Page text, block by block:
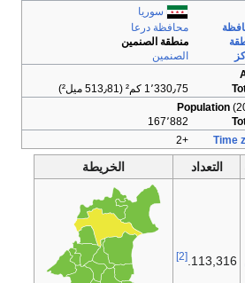
سوريا
محافظة درعا
منطقة الصنمين
الصنمين
1٬330٫75 كم² (513٫81 ميل²)
Population
167٬882
Time
+2
التعداد الخريطة
113,316.
[2]